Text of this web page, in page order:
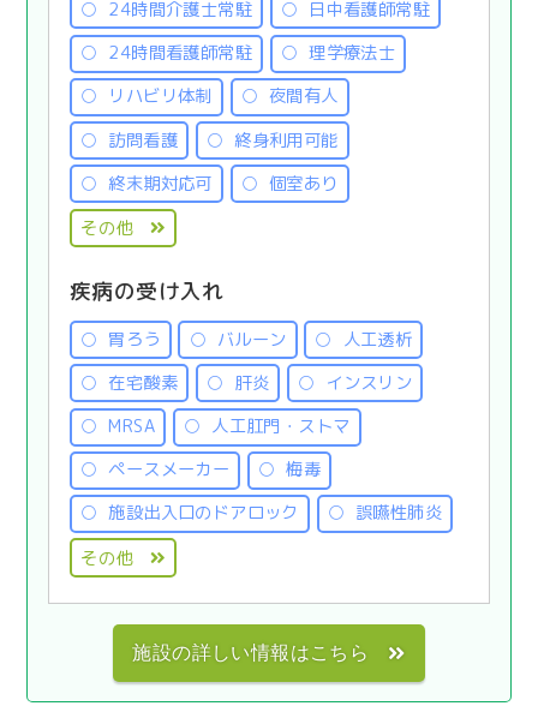
24時間介護士常駐
日中看護師常駐
24時間看護師常駐
理学療法士
リハビリ体制
夜間有人
訪問看護
終身利用可能
終末期対応可
個室あり
その他
疾病の受け入れ
胃ろう バルーン
人工透析
在宅酸素
肝炎
インスリン
MRSA
人工肛門・ストマ
ペースメーカー
梅毒
施設出入口のドアロック
誤嚥性肺炎
その他
施設の詳しい情報はこちら